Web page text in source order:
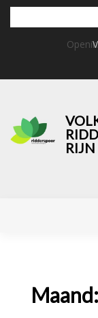
Skip
RIJN
Maand: